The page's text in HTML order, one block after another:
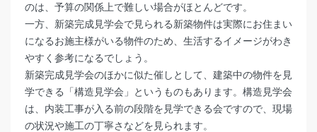
のは、予算の関係上で難しい場合がほとんどです。
一方、新築完成見学会で見られる新築物件は実際にお住まい
になるお施主様がいる物件のため、生活するイメージがわき
やすく参考になるでしょう。
新築完成見学会のほかに似た催しとして、建築中の物件を見
学できる「構造見学会」というものもあります。構造見学会
は、内装工事が入る前の段階を見学できる会ですので、現場
の状況や施工の丁寧さなどを見られます。